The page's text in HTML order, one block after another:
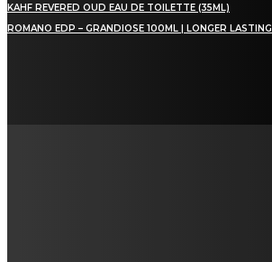
KAHF REVERED OUD EAU DE TOILETTE (35ML)
ROMANO EDP – GRANDIOSE 100ML | LONGER LASTING